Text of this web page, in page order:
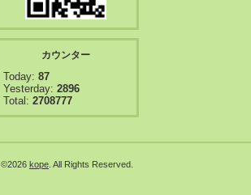
カウンター
Today: 87
Yesterday: 2896
Total: 2708777
©2026 kope . All Rights Reserved.